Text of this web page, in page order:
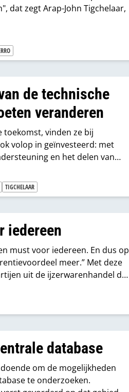
dat zegt Arap-John Tigchelaar,
de technische
veranderen
toekomst, vinden ze bij
volop in geïnvesteerd: met
en het delen van
“Leveranciers doen graag
in stand te houden.”
TIGCHELAAR
iedereen
must voor iedereen. En dus op
meer.” Met deze
uit de ijzerwarenhandel de
branchebreed
besparingsmogelijkheden
toeleverende fabrikanten en
database
om de mogelijkheden
te onderzoeken.